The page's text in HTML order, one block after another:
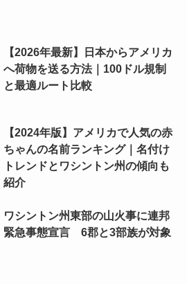
【2026年最新】日本からアメリカ
へ荷物を送る方法｜100ドル規制
と最適ルート比較
【2024年版】アメリカで人気の赤
ちゃんの名前ランキング｜名付け
トレンドとワシントン州の傾向も
紹介
ワシントン州東部の山火事に連邦
緊急事態宣言 6郡と3部族が対象